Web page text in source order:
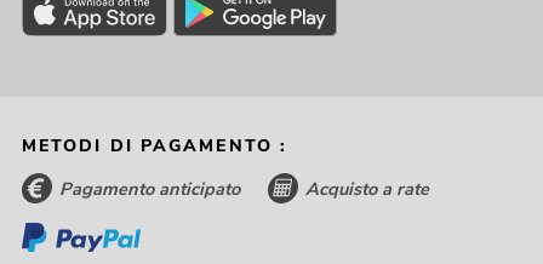
METODI DI PAGAMENTO :
Pagamento anticipato Acquisto a rate